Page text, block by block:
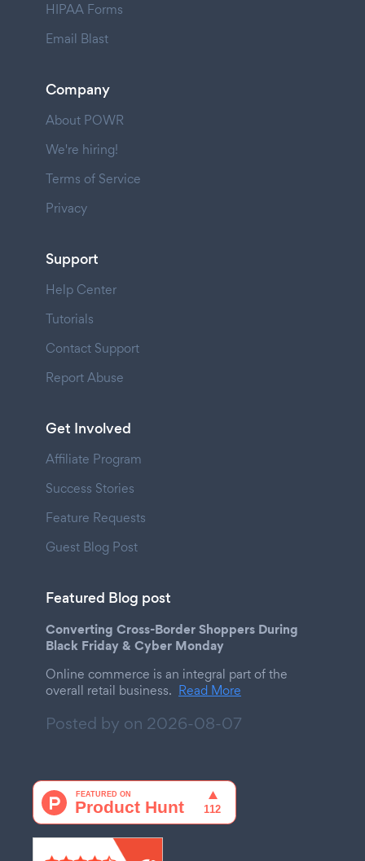
HIPAA Forms
Email Blast
Company
About POWR
We're hiring!
Terms of Service
Privacy
Support
Help Center
Tutorials
Contact Support
Report Abuse
Get Involved
Affiliate Program
Success Stories
Feature Requests
Guest Blog Post
Featured Blog post
Converting Cross-Border Shoppers During
Black Friday & Cyber Monday
Online commerce is an integral part of the
overall retail business. Read More
Posted by on 2026-08-07